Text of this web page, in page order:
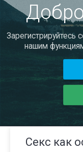
Зарегистрируйтесь
нашим
Секс как